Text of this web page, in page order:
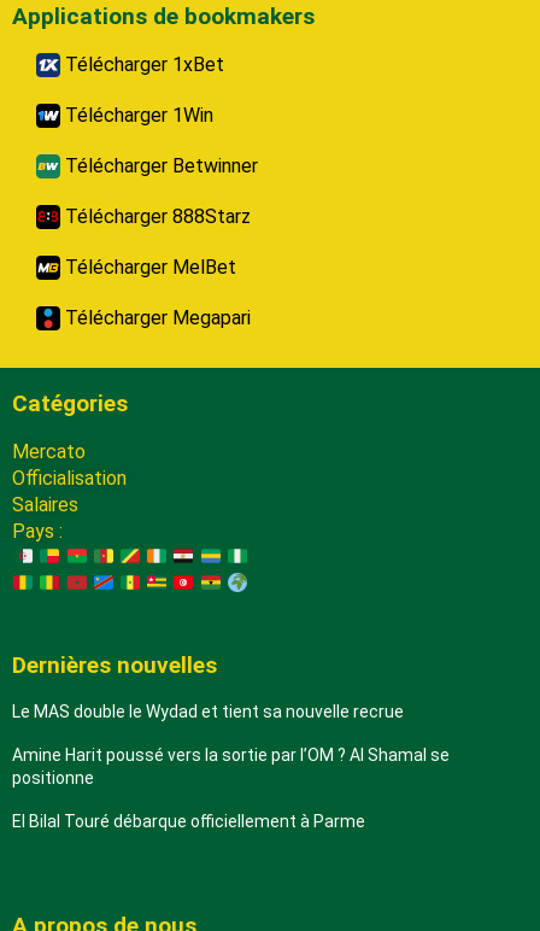
Applications de bookmakers
Télécharger 1xBet
Télécharger 1Win
Télécharger Betwinner
Télécharger 888Starz
Télécharger MelBet
Télécharger Megapari
Catégories
Mercato
Officialisation
Salaires
Pays :
Dernières nouvelles
Le MAS double le Wydad et tient sa nouvelle recrue
Amine Harit poussé vers la sortie par l’OM ? Al Shamal se
positionne
El Bilal Touré débarque officiellement à Parme
A propos de nous